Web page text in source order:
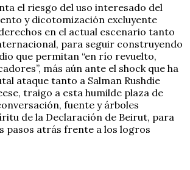
el riesgo del uso interesado del
y dicotomización excluyente
en el actual escenario tanto
para seguir construyendo
que permitan “en río revuelto,
más aún ante el shock que ha
ataque tanto a Salman Rushdie
traigo a esta humilde plaza de
fuente y árboles
de la Declaración de Beirut, para
pasos atrás frente a los logros